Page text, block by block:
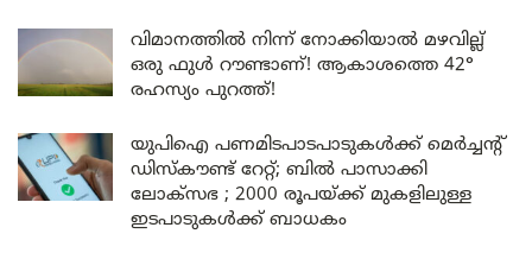
വിമാനത്തിൽ നിന്ന് നോക്കിയാൽ മഴവില്ല്
ഒരു ഫുൾ റൗണ്ടാണ്! ആകാശത്തെ 42°
രഹസ്യം പുറത്ത്!
യുപിഐ പണമിടപാടപാടുകൾക്ക് മെർച്ചന്റ്
ഡിസ്കൗണ്ട് റേറ്റ്; ബിൽ പാസാക്കി
ലോക്സഭ ; 2000 രൂപയ്ക്ക് മുകളിലുള്ള
ഇടപാടുകൾക്ക് ബാധകം